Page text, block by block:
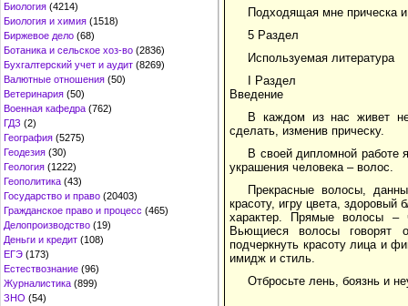
Биология (4214)
Биология и химия (1518)
Биржевое дело (68)
Ботаника и сельское хоз-во (2836)
Бухгалтерский учет и аудит (8269)
Валютные отношения (50)
Ветеринария (50)
Военная кафедра (762)
ГДЗ (2)
География (5275)
Геодезия (30)
Геология (1222)
Геополитика (43)
Государство и право (20403)
Гражданское право и процесс (465)
Делопроизводство (19)
Деньги и кредит (108)
ЕГЭ (173)
Естествознание (96)
Журналистика (899)
ЗНО (54)
Подходящая мне прическа
5 Раздел
Используемая литература
I Раздел
Введение
В каждом из нас живет
сделать, изменив прическу.
В своей дипломной работе
украшения человека – волос.
Прекрасные волосы,
красоту, игру цвета,
характер. Прямые волосы –
Вьющиеся волосы говорят
подчеркнуть красоту лица и
имидж и стиль.
Отбросьте лень, боязнь и